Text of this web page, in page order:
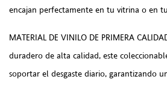
encajan perfectamente en tu vitrina o en
MATERIAL DE VINILO DE PRIMERA
duradero de alta calidad, este
soportar el desgaste diario, garantizando